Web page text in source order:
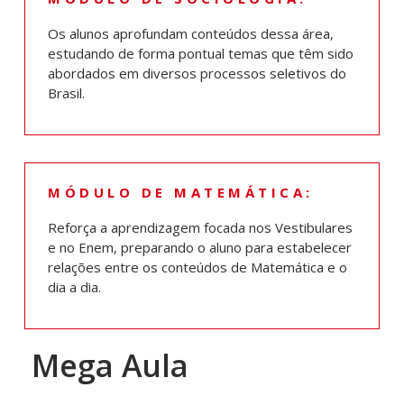
Os alunos aprofundam conteúdos dessa área,
estudando de forma pontual temas que têm sido
abordados em diversos processos seletivos do
Brasil.
MÓDULO DE MATEMÁTICA:
Reforça a aprendizagem focada nos Vestibulares
e no Enem, preparando o aluno para estabelecer
relações entre os conteúdos de Matemática e o
dia a dia.
Mega Aula